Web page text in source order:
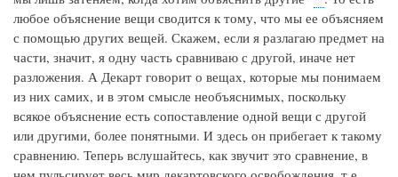
любое объяснение вещи сводится к тому, что мы ее объясняем
с помощью других вещей. Скажем, если я разлагаю предмет на
части, значит, я одну часть сравниваю с другой, иначе нет
разложения. А Декарт говорит о вещах, которые мы понимаем
из них самих, и в этом смысле необъяснимых, поскольку
всякое объяснение есть сопоставление одной вещи с другой
или другими, более понятными. И здесь он прибегает к такому
сравнению. Теперь вслушайтесь, как звучит это сравнение, в